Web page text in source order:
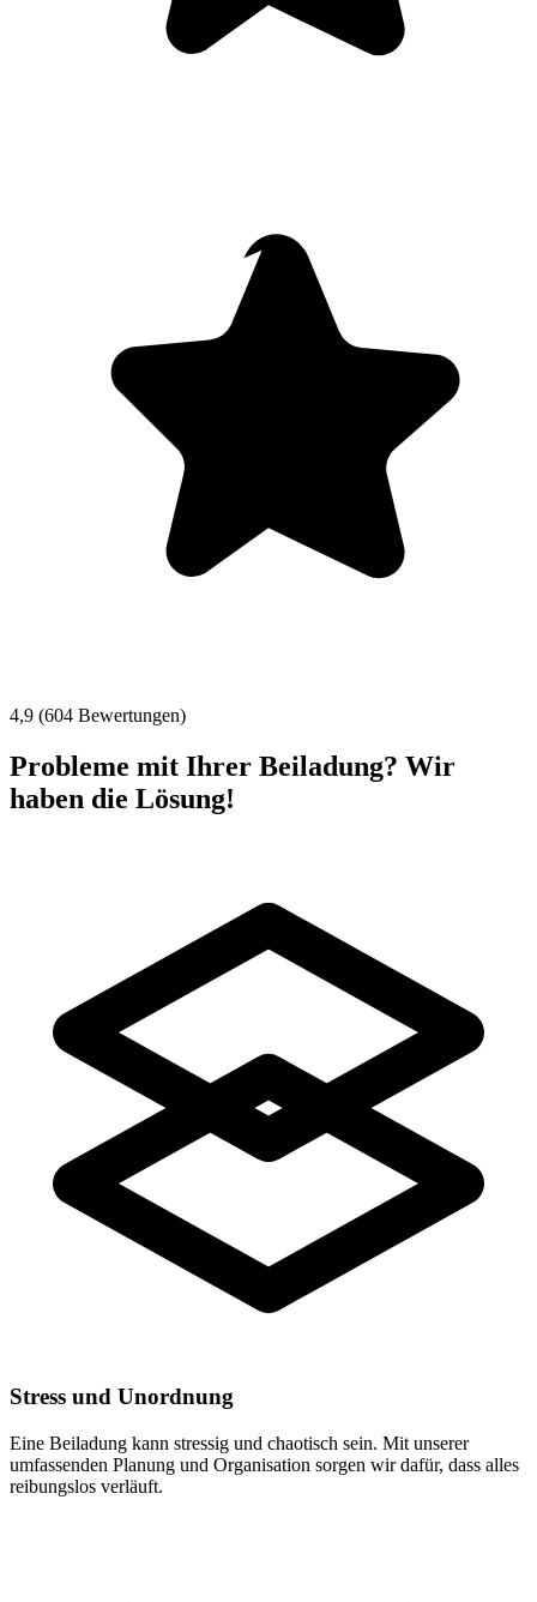
4,9 (604 Bewertungen)
Probleme mit Ihrer Beiladung? Wir
haben die Lösung!
Stress und Unordnung
Eine Beiladung kann stressig und chaotisch sein. Mit unserer
umfassenden Planung und Organisation sorgen wir dafür, dass alles
reibungslos verläuft.